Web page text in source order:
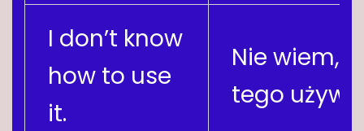
I don’t know
how to use
it.
Nie wiem,
tego